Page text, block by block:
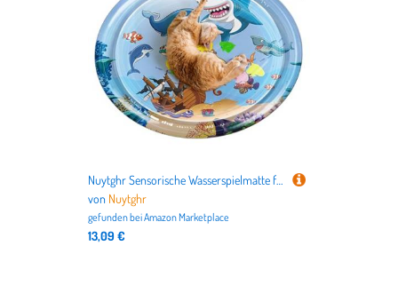
Nuytghr Sensorische Wasserspielmatte für Katzen, rundes aufblasbares Aktivitätspad, hochwertiges verdicktes PVC-Haustierbett, 30 x 30 x 2 cm, interaktives Anreicherungsspielzeug, kühlende Unterhaltung
von Nuytghr
gefunden beiAmazon Marketplace
13,09 €